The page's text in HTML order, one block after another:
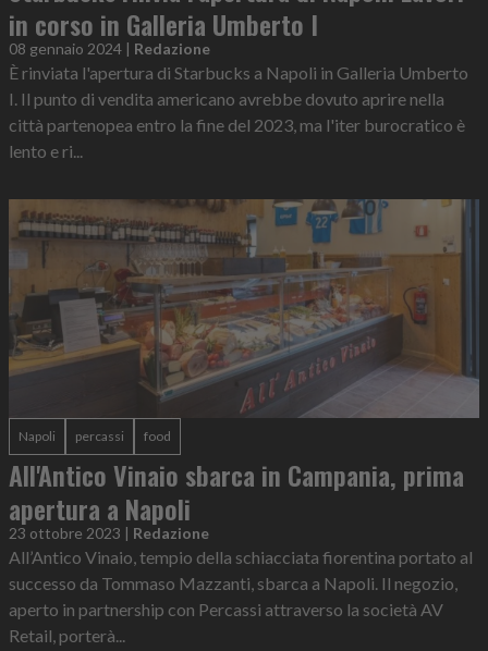
in corso in Galleria Umberto I
08 gennaio 2024 | Redazione
È rinviata l'apertura di Starbucks a Napoli in Galleria Umberto
I. Il punto di vendita americano avrebbe dovuto aprire nella
città partenopea entro la fine del 2023, ma l'iter burocratico è
lento e ri...
Napoli percassi food
All'Antico Vinaio sbarca in Campania, prima
apertura a Napoli
23 ottobre 2023 | Redazione
All’Antico Vinaio, tempio della schiacciata fiorentina portato al
successo da Tommaso Mazzanti, sbarca a Napoli. Il negozio,
aperto in partnership con Percassi attraverso la società AV
Retail, porterà...